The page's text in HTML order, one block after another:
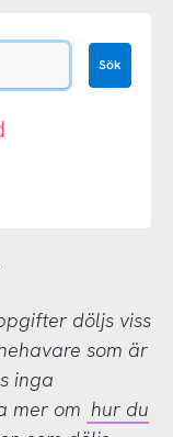
Sök
döljs viss
som är
inga
mer om hur du